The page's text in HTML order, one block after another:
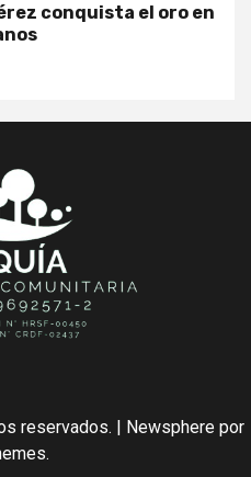
conquista el oro en
reservados. | Newsphere por